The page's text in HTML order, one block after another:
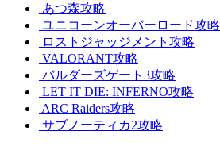
あつ森攻略
ユニコーンオーバーロード攻略
ロストジャッジメント攻略
VALORANT攻略
バルダーズゲート3攻略
LET IT DIE: INFERNO攻略
ARC Raiders攻略
サブノーティカ2攻略